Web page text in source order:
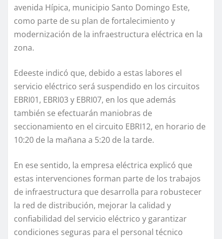
avenida Hípica, municipio Santo Domingo Este,
como parte de su plan de fortalecimiento y
modernización de la infraestructura eléctrica en la
zona.
Edeeste indicó que, debido a estas labores el
servicio eléctrico será suspendido en los circuitos
EBRI01, EBRI03 y EBRI07, en los que además
también se efectuarán maniobras de
seccionamiento en el circuito EBRI12, en horario de
10:20 de la mañana a 5:20 de la tarde.
En ese sentido, la empresa eléctrica explicó que
estas intervenciones forman parte de los trabajos
de infraestructura que desarrolla para robustecer
la red de distribución, mejorar la calidad y
confiabilidad del servicio eléctrico y garantizar
condiciones seguras para el personal técnico